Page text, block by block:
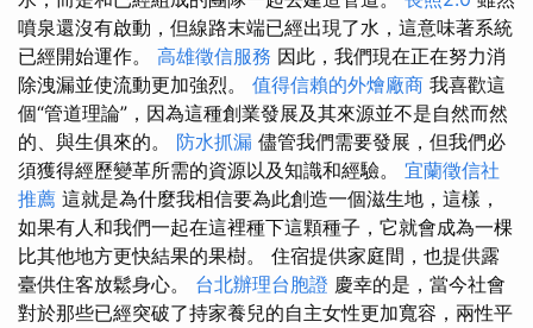
噴泉還沒有啟動，但線路末端已經出現了水，這意味著系統
已經開始運作。 高雄徵信服務 因此，我們現在正在努力消
除洩漏並使流動更加強烈。 值得信賴的外燴廠商 我喜歡這
個“管道理論”，因為這種創業發展及其來源並不是自然而然
的、與生俱來的。 防水抓漏 儘管我們需要發展，但我們必
須獲得經歷變革所需的資源以及知識和經驗。 宜蘭徵信社
推薦 這就是為什麼我相信要為此創造一個滋生地，這樣，
如果有人和我們一起在這裡種下這顆種子，它就會成為一棵
比其他地方更快結果的果樹。 住宿提供家庭間，也提供露
臺供住客放鬆身心。 台北辦理台胞證 慶幸的是，當今社會
對於那些已經突破了持家養兒的自主女性更加寬容，兩性平